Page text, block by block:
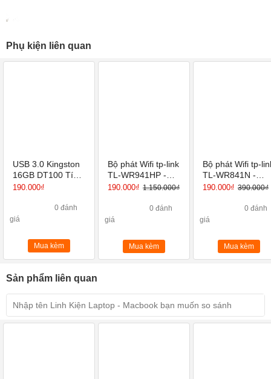
Phụ kiện liên quan
USB 3.0 Kingston
16GB DT100 Tích
hợp Mini Windows
190.000₫
0 đánh
giá
Mua kèm
Bộ phát Wifi tp-link
TL-WR941HP -
Router Wi-Fi
190.000₫ 1.150.000₫
0 đánh
giá
Mua kèm
Bộ phát Wifi tp-
TL-WR841N -
Router Wi-Fi
190.000₫ 390.000₫
0 đánh
giá
Mua kèm
Sản phẩm liên quan